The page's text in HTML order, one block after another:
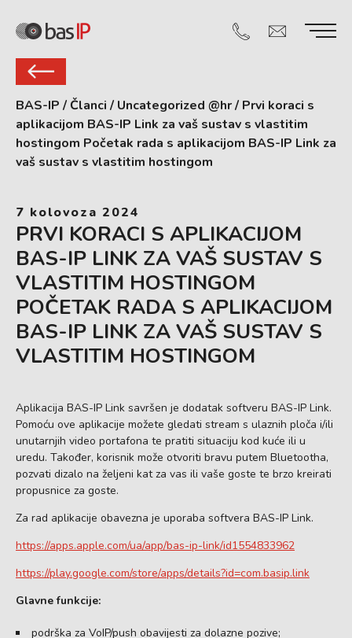
BAS-IP / Članci / Uncategorized @hr/ Prvi koraci s
aplikacijom BAS-IP Link za vaš sustav s vlastitim
hostingom Početak rada s aplikacijom BAS-IP Link za
vaš sustav s vlastitim hostingom
7 kolovoza 2024
PRVI KORACI S APLIKACIJOM
BAS-IP LINK ZA VAŠ SUSTAV S
VLASTITIM HOSTINGOM
POČETAK RADA S APLIKACIJOM
BAS-IP LINK ZA VAŠ SUSTAV S
VLASTITIM HOSTINGOM
Aplikacija BAS-IP Link savršen je dodatak softveru BAS-IP Link.
Pomoću ove aplikacije možete gledati stream s ulaznih ploča i/ili
unutarnjih video portafona te pratiti situaciju kod kuće ili u
uredu. Također, korisnik može otvoriti bravu putem Bluetootha,
pozvati dizalo na željeni kat za vas ili vaše goste te brzo kreirati
propusnice za goste.
Za rad aplikacije obavezna je uporaba softvera BAS-IP Link.
https://apps.apple.com/ua/app/bas-ip-link/id1554833962
https://play.google.com/store/apps/details?id=com.basip.link
Glavne funkcije:
podrška za VoIP/push obavijesti za dolazne pozive;